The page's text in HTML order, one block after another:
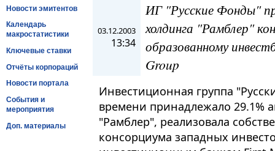
Новости эмитентов
Календарь
макростатистики
Ключевые ставки
Отчёты корпораций
Новости портала
События и
мероприятия
Доп. материалы
03.12.2003
13:34
ИГ "Русские Фонды"
холдинга "Рамблер"
образованному
Group
Инвестиционная группа
времени принадлежало 29.1%
"Рамблер", реализовала
консорциума западных